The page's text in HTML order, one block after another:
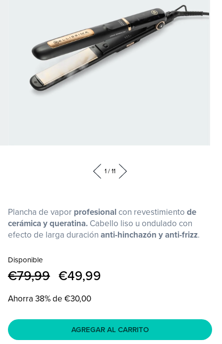
una
ventana
1/11
Plancha de vapor profesionalcon revestimiento de
cerámica y queratina. Cabello liso u ondulado con
efecto de larga duración anti-hinchazón y anti-frizz.
Disponible
Precio
habitual
€79,99 Precio
oferta
€49,99
Ahorra 38% de €30,00
AGREGAR AL CARRITO